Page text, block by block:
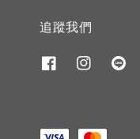
追蹤我們